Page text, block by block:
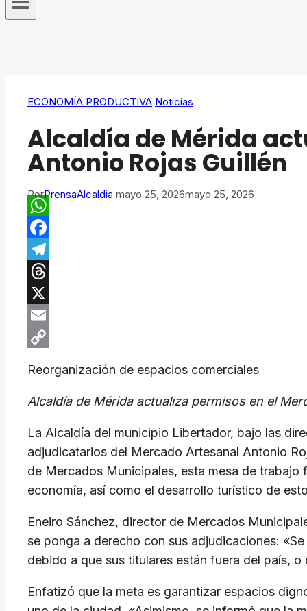
ECONOMÍA PRODUCTIVA Noticias
Alcaldía de Mérida
Antonio Rojas Guillén
PorPrensaAlcaldia mayo 25, 2026mayo 25, 2026
WhatsApp
Facebook
Telegram
Threads
X
Email
Reorganización de espacios comerciales
Alcaldía de Mérida actualiza permisos en el
La Alcaldía del municipio Libertador, bajo las
adjudicatarios del Mercado Artesanal Antonio
de Mercados Municipales, esta mesa de trabajo
economía, así como el desarrollo turístico de
Eneiro Sánchez, director de Mercados
se ponga a derecho con sus adjudicaciones:
debido a que sus titulares están fuera del país,
Enfatizó que la meta es garantizar espacios